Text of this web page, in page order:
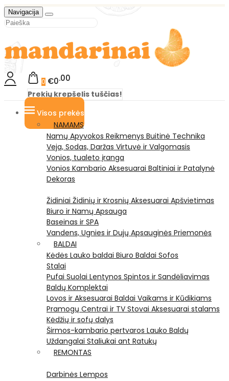
Navigacija
0 €0 00
Prekių krepšelis tuščias!
Visos prekės
NAMAMS
Namų Apyvokos Reikmenys Buitinė Technika
Veja, Sodas, Daržas Virtuvė ir Valgomasis
Vonios, tualeto įranga
Vonios Kambario Aksesuarai Baltiniai ir Patalynė
Dekoras
Židiniai Židinių ir Krosnių Aksesuarai Apšvietimas
Biuro ir Namų Apsauga
Baseinas ir SPA
Vandens, Ugnies ir Dujų Apsauginės Priemonės
BALDAI
Kėdės Lauko baldai Biuro Baldai Sofos
Stalai
Pufai Suolai Lentynos Spintos ir Sandėliavimas
Baldų Komplektai
Lovos ir Aksesuarai Baldai Vaikams ir Kūdikiams
Pramogų Centrai ir TV Stovai Aksesuarai stalams
Kėdžių ir sofų dalys
Širmos-kambario pertvaros Lauko Baldų
Uždangalai Staliukai ant Ratukų
REMONTAS
Darbinės Lempos